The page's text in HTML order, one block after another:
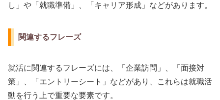
し」や「就職準備」、「キャリア形成」などがあります。
関連するフレーズ
就活に関連するフレーズには、「企業訪問」、「面接対
策」、「エントリーシート」などがあり、これらは就職活
動を行う上で重要な要素です。